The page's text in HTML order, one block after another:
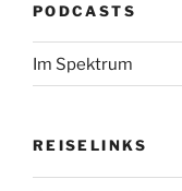
PODCASTS
Im Spektrum
REISELINKS